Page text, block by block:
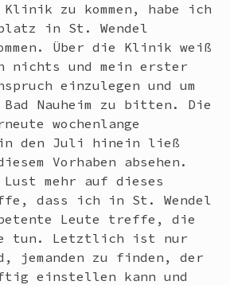
zu kommen, habe ich
in St. Wendel
Über die Klinik weiß
nichts und mein erster
einzulegen und um
Nauheim zu bitten. Die
wochenlange
den Juli hinein ließ
Vorhaben absehen.
mehr auf dieses
dass ich in St. Wendel
Leute treffe, die
tun. Letztlich ist nur
jemanden zu finden, der
einstellen kann und